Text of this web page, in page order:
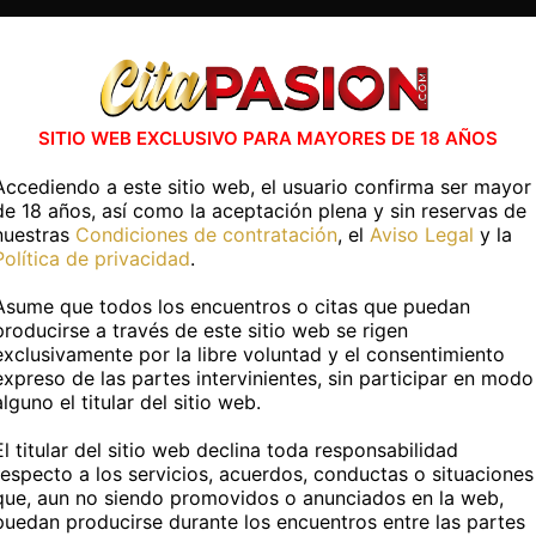
Travestis en otras capitales de
Albacete capital Alicante capital
Badajoz capital Barcelona capital
Ciudad Real capital Córdoba capital
Granada capital Guadalajara capital
Jaén capital Las Palmas
Logroño Lugo capital
Ver Más
transexuales
SITIO WEB EXCLUSIVO PARA MAYORES DE 18 AÑOS
a este sitio web, el usuario confirma ser mayor
18 años, así como la aceptación plena y sin reservas de
Condiciones de contratación, el Aviso Legal y la
de privacidad.
que todos los encuentros o citas que puedan
a través de este sitio web se rigen
por la libre voluntad y el consentimiento
de las partes intervinientes, sin participar en modo
el titular del sitio web.
titular del sitio web declina toda responsabilidad
a los servicios, acuerdos, conductas o situaciones
aun no siendo promovidos o anunciados en la web,
producirse durante los encuentros entre las partes